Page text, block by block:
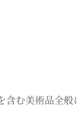
術品全般に